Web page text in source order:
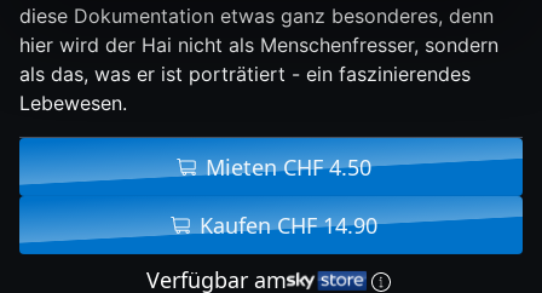
diese Dokumentation etwas ganz besonderes, denn
hier wird der Hai nicht als Menschenfresser, sondern
als das, was er ist porträtiert - ein faszinierendes
Lebewesen.
Mieten CHF 4.50
Kaufen CHF 14.90
Verfügbar am